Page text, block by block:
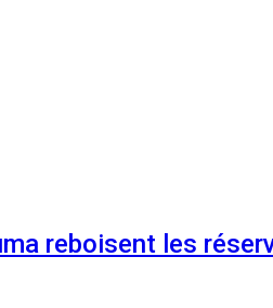
reboisent les